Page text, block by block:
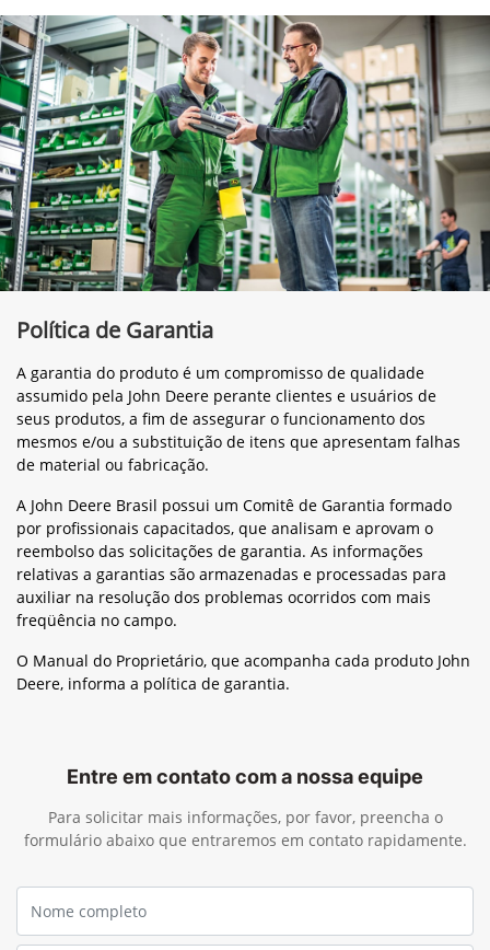
Política de Garantia
A garantia do produto é um compromisso de qualidade
assumido pela John Deere perante clientes e usuários de
seus produtos, a fim de assegurar o funcionamento dos
mesmos e/ou a substituição de itens que apresentam falhas
de material ou fabricação.
A John Deere Brasil possui um Comitê de Garantia formado
por profissionais capacitados, que analisam e aprovam o
reembolso das solicitações de garantia. As informações
relativas a garantias são armazenadas e processadas para
auxiliar na resolução dos problemas ocorridos com mais
freqüência no campo.
O Manual do Proprietário, que acompanha cada produto John
Deere, informa a política de garantia.
Entre em contato com a nossa equipe
Para solicitar mais informações, por favor, preencha o
formulário abaixo que entraremos em contato rapidamente.